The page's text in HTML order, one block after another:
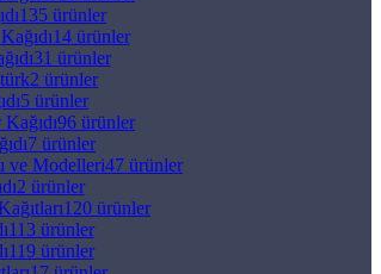
135 ürünler
14 ürünler
31 ürünler
2 ürünler
5 ürünler
96 ürünler
7 ürünler
ve Modelleri47 ürünler
2 ürünler
120 ürünler
113 ürünler
119 ürünler